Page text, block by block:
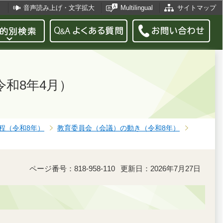
音声読み上げ・文字拡大 Multilingual サイトマップ
8年4月）
（令和8年） 教育委員会（会議）の動き（令和8年）
ページ番号：818-958-110 更新日：2026年7月27日